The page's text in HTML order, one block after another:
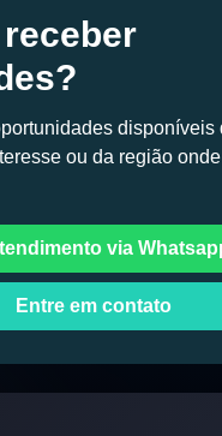
disponíveis
ou da região
via
Entre em contato